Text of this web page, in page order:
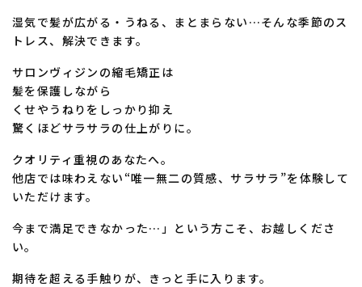
湿気で髪が広がる・うねる、まとまらない…そんな季節のス
トレス、解決できます。
サロンヴィジンの縮毛矯正は
髪を保護しながら
くせやうねりをしっかり抑え
驚くほどサラサラの仕上がりに。
クオリティ重視のあなたへ。
他店では味わえない“唯一無二の質感、サラサラ”を体験して
いただけます。
今まで満足できなかった…」という方こそ、お越しくださ
い。
期待を超える手触りが、きっと手に入ります。